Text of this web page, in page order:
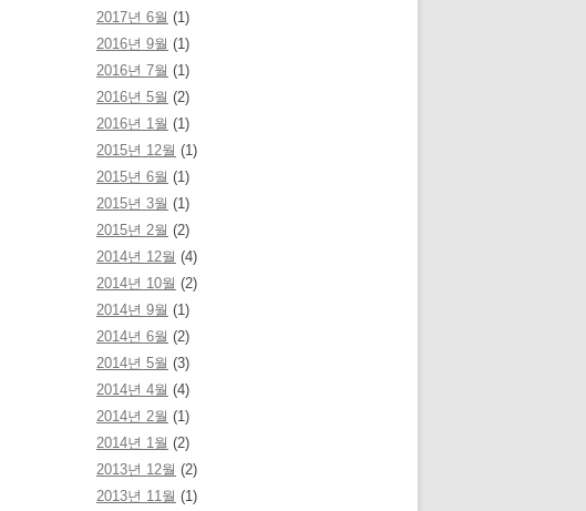
2017년 6월 (1)
2016년 9월 (1)
2016년 7월 (1)
2016년 5월 (2)
2016년 1월 (1)
2015년 12월 (1)
2015년 6월 (1)
2015년 3월 (1)
2015년 2월 (2)
2014년 12월 (4)
2014년 10월 (2)
2014년 9월 (1)
2014년 6월 (2)
2014년 5월 (3)
2014년 4월 (4)
2014년 2월 (1)
2014년 1월 (2)
2013년 12월 (2)
2013년 11월 (1)